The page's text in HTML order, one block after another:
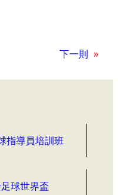
下一則 »
指導員培訓班
球世界盃